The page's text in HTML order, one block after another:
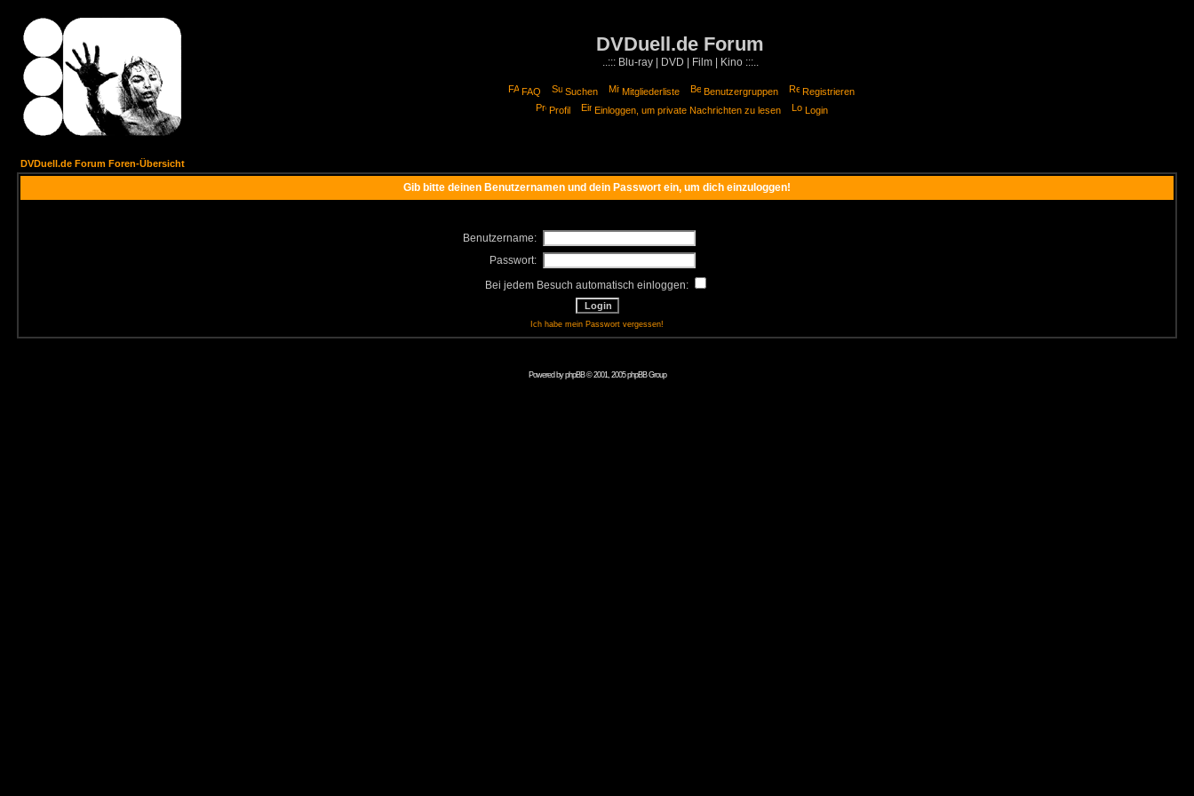
DVDuell.de Forum
..::: Blu-ray | DVD | Film | Kino :::..
FAQ Suchen Mitgliederliste Benutzergruppen
Registrieren
Profil
Einloggen, um private Nachrichten zu lesen Login
DVDuell.de Forum Foren-Übersicht
Gib bitte deinen Benutzernamen und dein Passwort ein, um dich einzuloggen!
Benutzername:
Passwort:
Bei jedem Besuch automatisch einloggen:
Ich habe mein Passwort vergessen!
Powered byphpBB© 2001, 2005 phpBB Group